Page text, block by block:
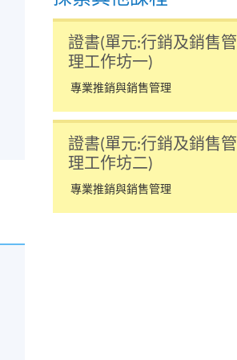
證書(單元:行銷及銷售管
理工作坊一)
專業推銷與銷售管理
證書(單元:行銷及銷售管
理工作坊二)
專業推銷與銷售管理